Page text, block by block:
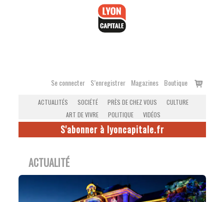
Se connecter S’enregistrer Magazines Boutique
Voir
ACTUALITÉS SOCIÉTÉ PRÈS DE CHEZ VOUS
CULTURE
ART DE VIVRE
POLITIQUE VIDÉOS
S'abonner à lyoncapitale.fr
ACTUALITÉ